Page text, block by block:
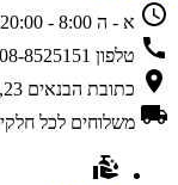
א - ה 8:00 - 20:00
טלפון 08-8525151
כתובת הבנאים 23, אשדוד
משלוחים לכל